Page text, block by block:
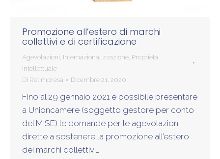
Promozione all’estero di marchi
collettivi e di certificazione
Agevolazioni, Internazionalizzazione, Proprietà
Intellettuale
Di Retimpresa Dicembre 21, 2020
Fino al 29 gennaio 2021 è possibile presentare
a Unioncamere (soggetto gestore per conto
del MiSE) le domande per le agevolazioni
dirette a sostenere la promozione all’estero
dei marchi collettivi…